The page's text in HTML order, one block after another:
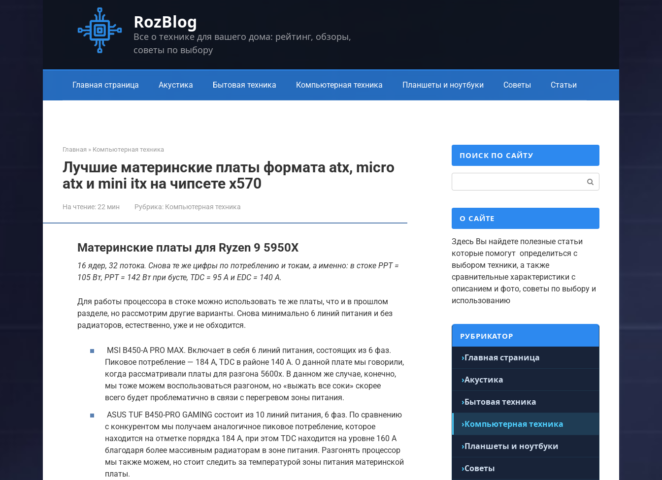
RozBlog
Все о технике для вашего дома: рейтинг, обзоры,
советы по выбору
Главная страница Акустика Бытовая техника Компьютерная техника Планшеты и ноутбуки Советы Статьи
Главная » Компьютерная техника
Лучшие материнские платы формата atx, micro
atx и mini itx на чипсете x570
На чтение:22 мин Рубрика: Компьютерная техника
Материнские платы для Ryzen 9 5950X
16 ядер, 32 потока. Снова те же цифры по потреблению и токам, а именно: в стоке PPT =
105 Вт, PPT = 142 Вт при бусте, TDC = 95 А и EDC = 140 А.
Для работы процессора в стоке можно использовать те же платы, что и в прошлом
разделе, но рассмотрим другие варианты. Снова минимально 6 линий питания и без
радиаторов, естественно, уже и не обходится.
MSI B450-A PRO MAX. Включает в себя 6 линий питания, состоящих из 6 фаз.
Пиковое потребление — 184 А, TDC в районе 140 А. О данной плате мы говорили,
когда рассматривали платы для разгона 5600x. В данном же случае, конечно,
мы тоже можем воспользоваться разгоном, но «выжать все соки» скорее
всего будет проблематично в связи с перегревом зоны питания.
ASUS TUF B450-PRO GAMING состоит из 10 линий питания, 6 фаз. По сравнению
с конкурентом мы получаем аналогичное пиковое потребление, которое
находится на отметке порядка 184 А, при этом TDC находится на уровне 160 А
благодаря более массивным радиаторам в зоне питания. Разгонять процессор
мы также можем, но стоит следить за температурой зоны питания материнской
платы.
ПОИСК ПО САЙТУ
О САЙТЕ
Здесь Вы найдете полезные статьи
которые помогут определиться с
выбором техники, а также
сравнительные характеристики с
описанием и фото, советы по выбору и
использованию
РУБРИКАТОР
Главная страница
Акустика
Бытовая техника
Компьютерная техника
Планшеты и ноутбуки
Советы